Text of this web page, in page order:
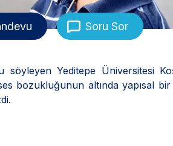
Soru Sor
Yeditepe Üniversitesi
bozukluğunun altında yapısal